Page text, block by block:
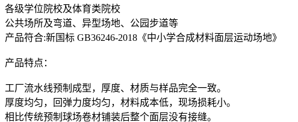
各级学位院校及体育类院校
公共场所及弯道、异型场地、公园步道等
产品符合:新国标 GB36246-2018《中小学合成材料面层运动场地》
产品特点：
工厂流水线预制成型，厚度、材质与样品完全一致。
厚度均匀，回弹力度均匀，材料成本低，现场损耗小。
相比传统预制球场卷材铺装后整个面层没有接缝。